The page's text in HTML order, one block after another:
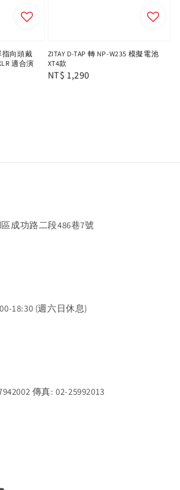
指向頭戴
適合演
ZITAY D-TAP 轉 NP-W235 模擬電池
XT4款
Regular
NT$ 1,290
成功路二段486巷7號
18:30 (週六日休息)
傳真: 02-25992013